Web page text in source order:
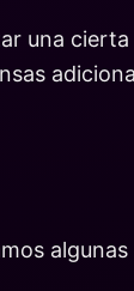
una
algunas